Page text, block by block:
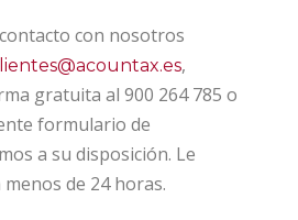
con nosotros
,
gratuita al 900 264 785 o
formulario de
a su disposición. Le
de 24 horas.